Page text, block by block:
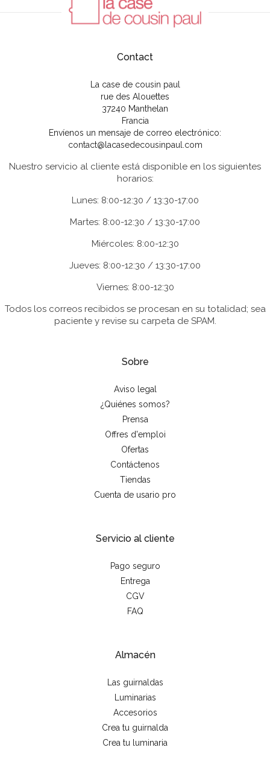
Contact
La case de cousin paul
rue des Alouettes
37240 Manthelan
Francia
Envíenos un mensaje de correo electrónico:
contact@lacasedecousinpaul.com
Nuestro servicio al cliente está disponible en los siguientes
horarios:
Lunes: 8:00-12:30 / 13:30-17:00
Martes: 8:00-12:30 / 13:30-17:00
Miércoles: 8:00-12:30
Jueves: 8:00-12:30 / 13:30-17:00
Viernes: 8:00-12:30
Todos los correos recibidos se procesan en su totalidad; sea
paciente y revise su carpeta de SPAM.
Sobre
Aviso legal
¿Quiénes somos?
Prensa
Offres d'emploi
Ofertas
Contáctenos
Tiendas
Cuenta de usario pro
Servicio al cliente
Pago seguro
Entrega
CGV
FAQ
Almacén
Las guirnaldas
Luminarias
Accesorios
Crea tu guirnalda
Crea tu luminaria